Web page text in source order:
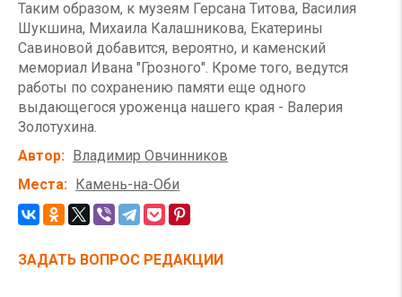
Таким образом, к музеям Герсана Титова, Василия
Шукшина, Михаила Калашникова, Екатерины
Савиновой добавится, вероятно, и каменский
мемориал Ивана "Грозного". Кроме того, ведутся
работы по сохранению памяти еще одного
выдающегося уроженца нашего края - Валерия
Золотухина.
Автор
Владимир Овчинников
Места
Камень-на-Оби
ЗАДАТЬ ВОПРОС РЕДАКЦИИ